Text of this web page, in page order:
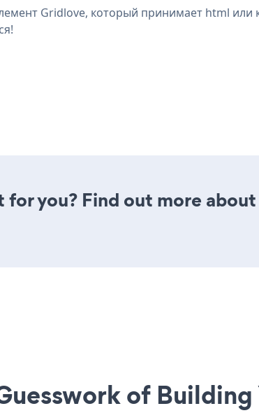
Gridlove, который принимает html или
you? Find out more
of Building